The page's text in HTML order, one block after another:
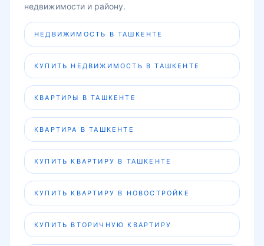
недвижимости и району.
НЕДВИЖИМОСТЬ В ТАШКЕНТЕ
КУПИТЬ НЕДВИЖИМОСТЬ В ТАШКЕНТЕ
КВАРТИРЫ В ТАШКЕНТЕ
КВАРТИРА В ТАШКЕНТЕ
КУПИТЬ КВАРТИРУ В ТАШКЕНТЕ
КУПИТЬ КВАРТИРУ В НОВОСТРОЙКЕ
КУПИТЬ ВТОРИЧНУЮ КВАРТИРУ